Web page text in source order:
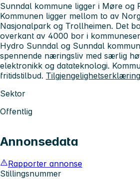
Sunndal kommune ligger i Møre og
Kommunen ligger mellom to av
Nasjonalpark og Trollheimen. Det
overkant av 4000 bor i
Hydro Sunndal og Sunndal
spennende næringsliv med særlig
elektronikk og datateknologi.
fritidstilbud. Tilgjengelighetserklæring
Sektor
Offentlig
Annonsedata
Rapporter annonse
Stillingsnummer